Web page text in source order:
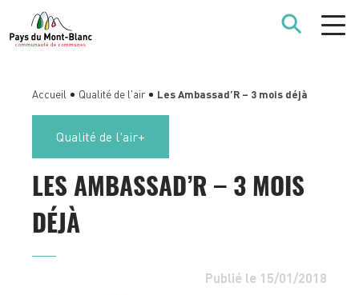
Accueil Qualité de l'air Les Ambassad’R – 3 mois déjà
Qualité de l'air
LES AMBASSAD’R – 3 MOIS
DÉJÀ
Publié le 15/01/2018